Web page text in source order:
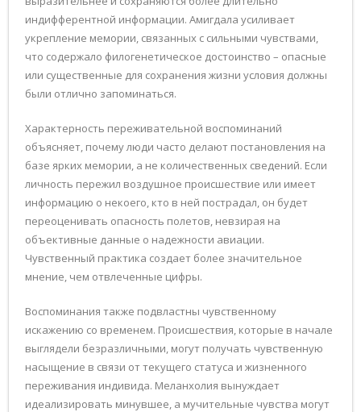
индифферентной информации. Амигдала усиливает
укрепление мемории, связанных с сильными чувствами,
что содержало филогенетическое достоинство – опасные
или существенные для сохранения жизни условия должны
были отлично запоминаться.
Характерность переживательной воспоминаний
объясняет, почему люди часто делают постановления на
базе ярких мемории, а не количественных сведений. Если
личность пережил воздушное происшествие или имеет
информацию о некоего, кто в ней пострадал, он будет
переоценивать опасность полетов, невзирая на
объективные данные о надежности авиации.
Чувственный практика создает более значительное
мнение, чем отвлеченные цифры.
Воспоминания также подвластны чувственному
искажению со временем. Происшествия, которые в начале
выглядели безразличными, могут получать чувственную
насыщение в связи от текущего статуса и жизненного
переживания индивида. Меланхолия вынуждает
идеализировать минувшее, а мучительные чувства могут